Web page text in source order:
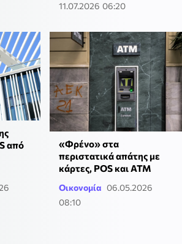
11.07.2026 06:20
από
«Φρένο» στα
περιστατικά απάτης με
κάρτες, POS και ATM
Οικονομία 06.05.2026
08:10